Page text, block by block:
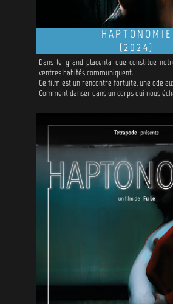
HAPTONOMIE
(2024)
Dans le grand placenta que constitue
ventres habités communiquent.
Ce film est un rencontre fortuite, une ode
Comment danser dans un corps qui nous